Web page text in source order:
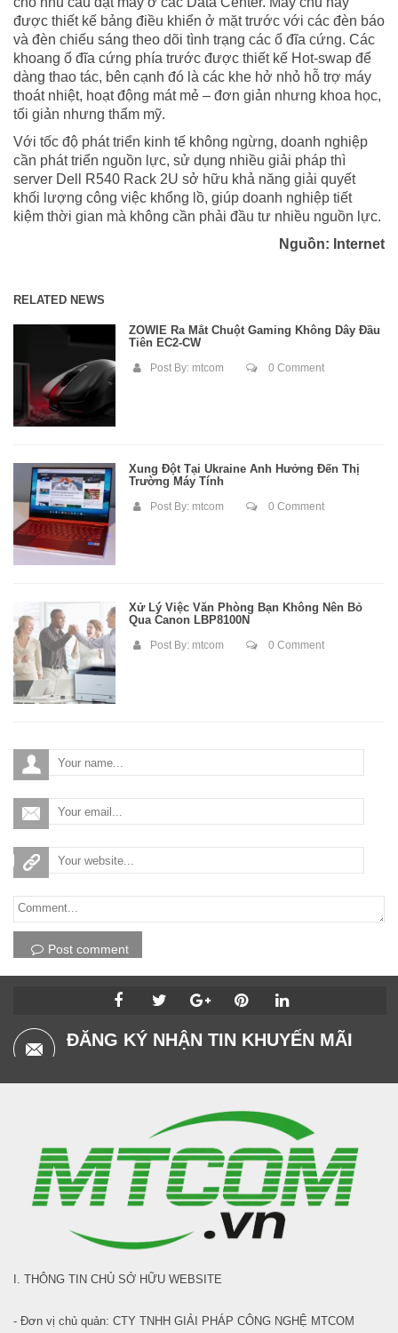
được thiết kế bảng điều khiển ở mặt trước với các đèn báo
và đèn chiếu sáng theo dõi tình trạng các ổ đĩa cứng. Các
khoang ổ đĩa cứng phía trước được thiết kế Hot-swap để
dàng thao tác, bên cạnh đó là các khe hở nhỏ hỗ trợ máy
thoát nhiệt, hoạt động mát mẻ – đơn giản nhưng khoa học,
tối giản nhưng thẩm mỹ.
Với tốc độ phát triển kinh tế không ngừng, doanh nghiệp
cần phát triển nguồn lực, sử dụng nhiều giải pháp thì
server Dell R540 Rack 2U sở hữu khả năng giải quyết
khối lượng công việc khổng lồ, giúp doanh nghiệp tiết
kiệm thời gian mà không cần phải đầu tư nhiều nguồn lực.
Nguồn: Internet
RELATED NEWS
ZOWIE Ra Mắt Chuột Gaming Không Dây Đầu
Tiên EC2-CW
Post By: mtcom 0 Comment
Xung Đột Tại Ukraine Ảnh Hưởng Đến Thị
Trường Máy Tính
Post By: mtcom 0 Comment
Xử Lý Việc Văn Phòng Bạn Không Nên Bỏ
Qua Canon LBP8100N
Post By: mtcom 0 Comment
Post comment
ĐĂNG KÝ NHẬN TIN KHUYẾN MÃI
I. THÔNG TIN CHỦ SỞ HỮU WEBSITE
- Đơn vị chủ quản: CTY TNHH GIẢI PHÁP CÔNG NGHỆ MTCOM